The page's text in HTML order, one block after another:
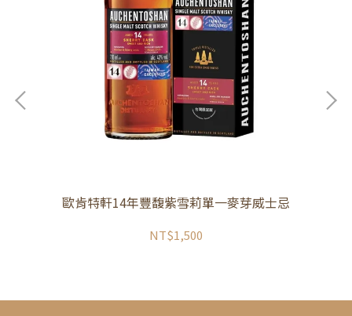
歐肯特軒14年豐馥紫雪莉單一麥芽威士忌
NT$1,500